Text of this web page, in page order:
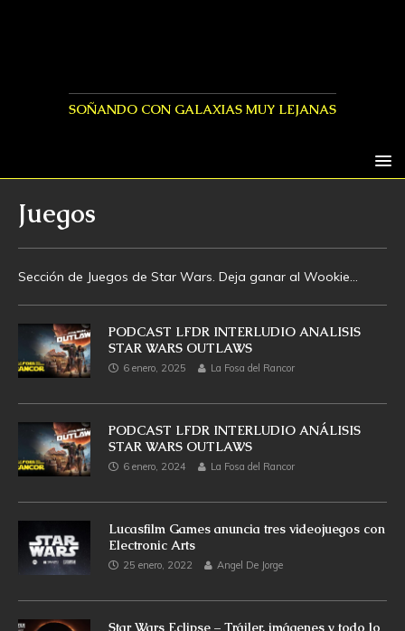
SOÑANDO CON GALAXIAS MUY LEJANAS
Juegos
Sección de Juegos de Star Wars. Deja ganar al Wookie…
PODCAST LFDR INTERLUDIO ANALISIS
STAR WARS OUTLAWS
6 enero, 2025 La Fosa del Rancor
PODCAST LFDR INTERLUDIO ANÁLISIS
STAR WARS OUTLAWS
6 enero, 2024 La Fosa del Rancor
Lucasfilm Games anuncia tres videojuegos con
Electronic Arts
25 enero, 2022 Angel De Jorge
Star Wars Eclipse – Tráiler, imágenes y todo lo